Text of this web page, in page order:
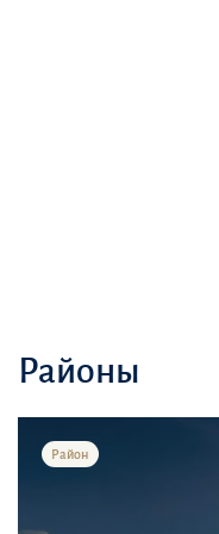
Dubai International Airport
Игровые комнаты
Бесплатное обслуживание
Районы
Район